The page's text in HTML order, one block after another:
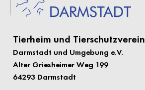
Tierheim und Tierschutzverein
Darmstadt und Umgebung e.V.
Alter Griesheimer Weg 199
64293 Darmstadt